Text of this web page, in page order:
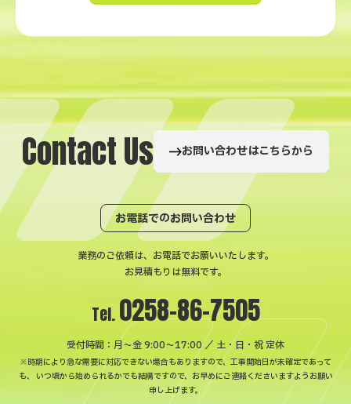
ContactUs お問い合わせはこちらから
お電話でのお問い合わせ
業務のご依頼は、お電話でお願いいたします。
お見積もりは無料です。
Tel.0258-86-7505
受付時間：月〜金 9:00～17:00 ／ 土・日・祝 定休
※時期により急な需要に対応できない場合もありますので、工事開始日が未確定であって
も、
いつ頃から始められるかでも結構ですので、お早めにご連絡くださいますようお願い
申し上げます。